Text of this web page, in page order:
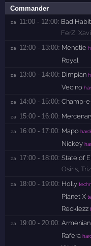
Commander
za 11:00 - 12:00: Bad
FerZ ,Xavi
za 12:00 - 13:00: Menotie
Royal
za 13:00 - 14:00: Dimpian
Vecino
za 14:00 - 15:00: Champ-
za 15:00 - 16:00:
za 16:00 - 17:00: Mapo
Nickey
za 17:00 - 18:00: State of
Osiris ,
za 18:00 - 19:00: Holly
Planet X
Recklezz
za 19:00 - 20:00:
Rafera